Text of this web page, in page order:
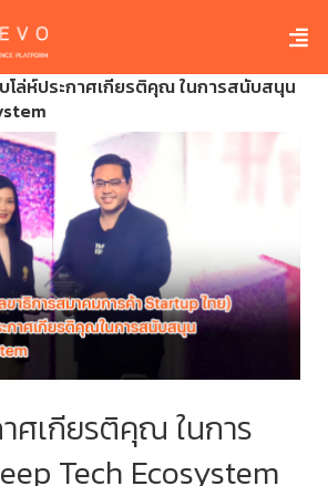
โล่ห์ประกาศเกียรติคุณ ในการสนับสนุน
ศเกียรติคุณ ในการ
Tech Ecosystem